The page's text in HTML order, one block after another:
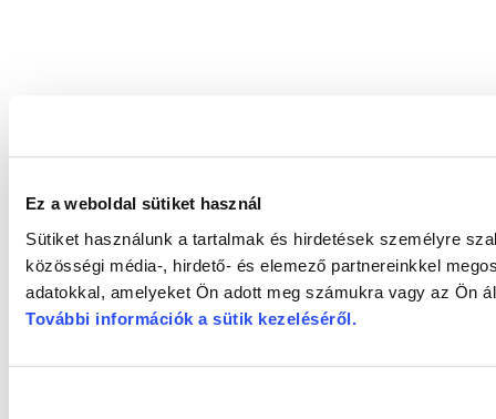
Ez a weboldal sütiket használ
Sütiket használunk a tartalmak és hirdetések személyre
közösségi média-, hirdető- és elemező partnereinkkel
adatokkal, amelyeket Ön adott meg számukra vagy az Ön
További információk a sütik kezeléséről.